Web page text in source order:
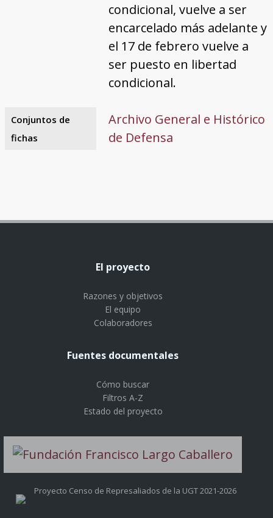
condicional, vuelve a ser
encarcelado más adelante y
el 17 de febrero vuelve a
ser puesto en libertad
condicional.
Conjuntos de
fichas
Archivo General e Histórico
de Defensa
El proyecto
Razones y objetivos
El equipo
Colaboradores
Fuentes documentales
Cómo buscar
Filtros A-Z
Estado del proyecto
Proyecto Censo de Represaliados de la UGT 2021-2026